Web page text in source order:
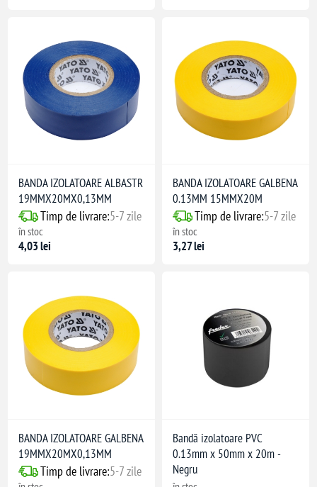
BANDA IZOLATOARE ALBASTR
19MMX20MX0,13MM
Timp de livrare:5-7 zile
în stoc
4,03 lei
BANDA IZOLATOARE GALBENA
0.13MM 15MMX20M
Timp de livrare:5-7 zile
în stoc
3,27 lei
BANDA IZOLATOARE GALBENA
19MMX20MX0,13MM
Timp de livrare:5-7 zile
Bandă izolatoare PVC
0.13mm x 50mm x 20m -
Negru